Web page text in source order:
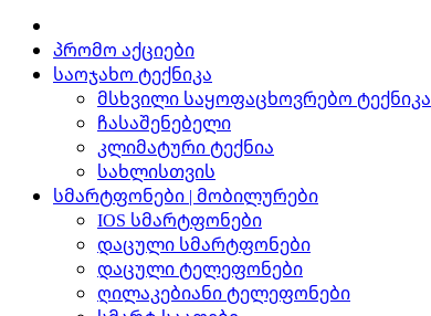
პრომო აქციები
საოჯახო ტექნიკა
მსხვილი საყოფაცხოვრებო ტექნიკა
ჩასაშენებელი
კლიმატური ტექნია
სახლისთვის
სმარტფონები | მობილურები
IOS სმარტფონები
დაცული სმარტფონები
დაცული ტელეფონები
ღილაკებიანი ტელეფონები